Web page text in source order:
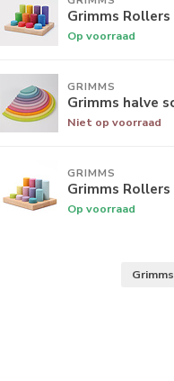
Grimms
Op voorraad
GRIMMS
Grimms halve
Niet op voorraad
GRIMMS
Grimms
Op voorraad
Grimms